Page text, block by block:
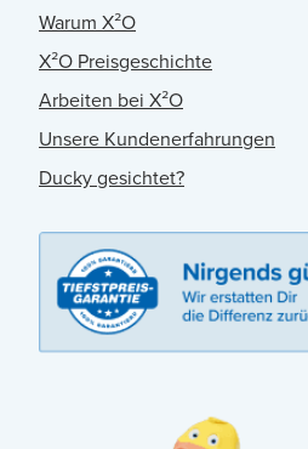
Warum X²O
X²O Preisgeschichte
Arbeiten bei X²O
Unsere Kundenerfahrungen
Ducky gesichtet?